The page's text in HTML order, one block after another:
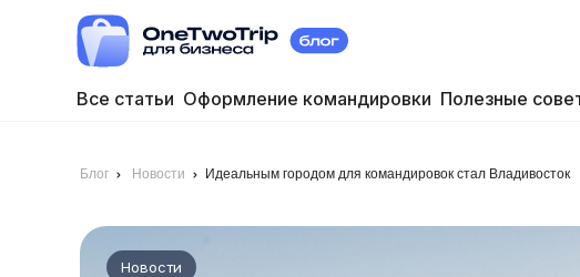
Все статьи Оформление командировки Полезные
Блог Новости Идеальным городом для командировок стал Владивосток
Новости